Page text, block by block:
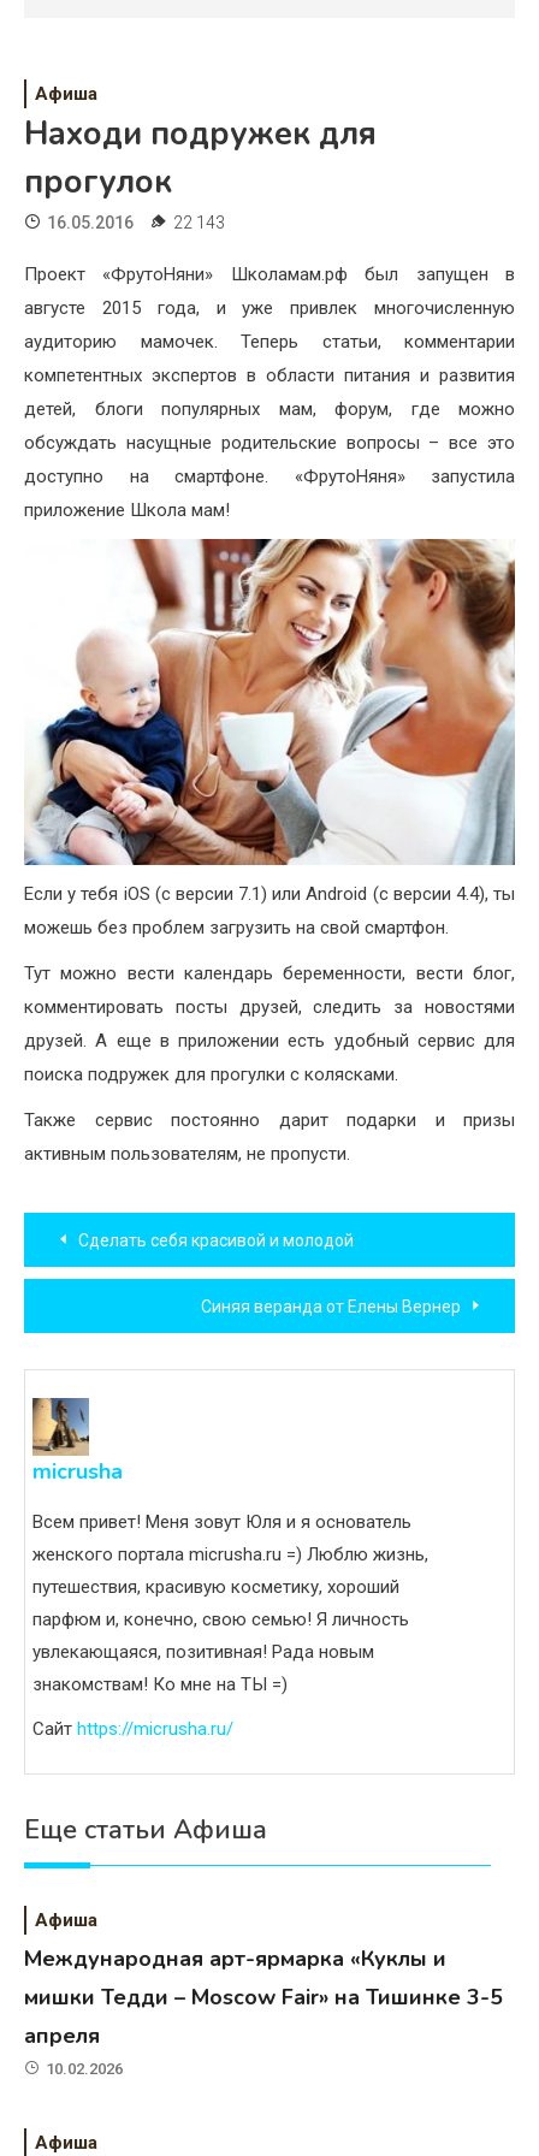
Свадьба
Жизнь
Хобби
Красота
Недвижимость
Афиша
Находи подружек для
прогулок
16.05.2016 22 143
Проект «ФрутоНяни» Школамам.рф был запущен в
августе 2015 года, и уже привлек многочисленную
аудиторию мамочек. Теперь статьи, комментарии
компетентных экспертов в области питания и развития
детей, блоги популярных мам, форум, где можно
обсуждать насущные родительские вопросы – все это
доступно на смартфоне. «ФрутоНяня» запустила
приложение Школа мам!
Если у тебя iOS (с версии 7.1) или Android (с версии 4.4), ты
можешь без проблем загрузить на свой смартфон.
Тут можно вести календарь беременности, вести блог,
комментировать посты друзей, следить за новостями
друзей. А еще в приложении есть удобный сервис для
поиска подружек для прогулки с колясками.
Также сервис постоянно дарит подарки и призы
активным пользователям, не пропусти.
Навигация
по
записям
Сделать себя красивой и молодой
Синяя веранда от Елены Вернер
micrusha
Всем привет! Меня зовут Юля и я основатель
женского портала micrusha.ru =) Люблю жизнь,
путешествия, красивую косметику, хороший
парфюм и, конечно, свою семью! Я личность
увлекающаяся, позитивная! Рада новым
знакомствам! Ко мне на ТЫ =)
Сайт https://micrusha.ru/
Еще статьи Афиша
Афиша
Международная арт-ярмарка «Куклы и
мишки Тедди – Moscow Fair» на Тишинке 3-5
апреля
10.02.2026
Афиша